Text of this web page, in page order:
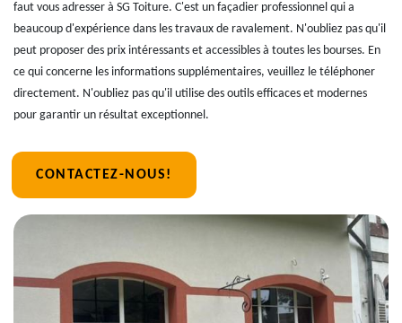
faut vous adresser à SG Toiture. C'est un façadier professionnel qui a
beaucoup d'expérience dans les travaux de ravalement. N'oubliez pas qu'il
peut proposer des prix intéressants et accessibles à toutes les bourses. En
ce qui concerne les informations supplémentaires, veuillez le téléphoner
directement. N'oubliez pas qu'il utilise des outils efficaces et modernes
pour garantir un résultat exceptionnel.
CONTACTEZ-NOUS!